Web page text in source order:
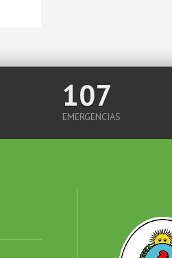
107
EMERGENCIAS